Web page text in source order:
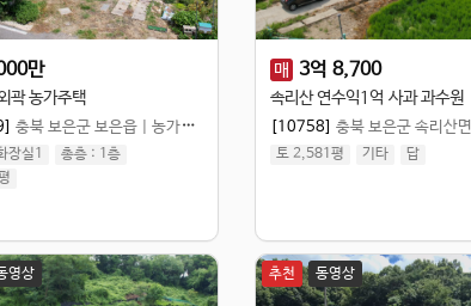
만
곽 농가주택
충북 보은군 보은읍 농가주택
장실1 총층 : 1층
매 3억 8,700
속리산 연수익1억 사과 과수원
[10758] 충북 보은군 속리산면
토 2,581평 기타 답
영상 추천 동영상